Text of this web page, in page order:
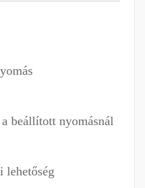
beállított nyomásnál
lehetőség